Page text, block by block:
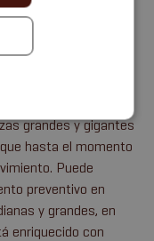
locomotor,
grandes y gigantes
hasta el momento
Puede
preventivo en
y grandes, en
enriquecido con